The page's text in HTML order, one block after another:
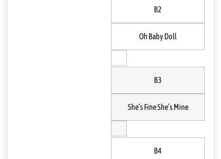
B2
Oh Baby Doll
B3
She’s Fine She’s Mine
B4